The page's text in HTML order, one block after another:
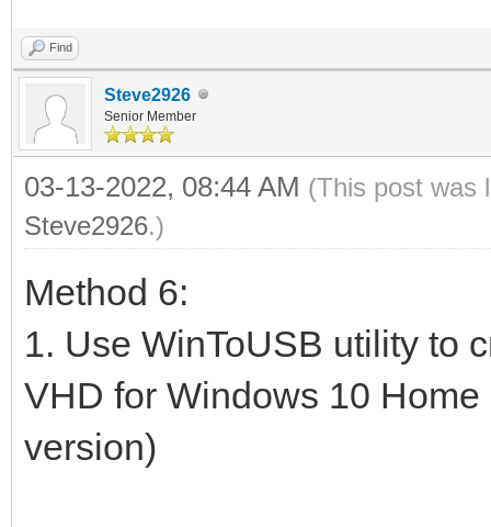
Find
Steve2926
Senior Member
03-13-2022, 08:44 AM (This post was
Steve2926.)
Method 6:
1. Use WinToUSB utility to
VHD for Windows 10
version)